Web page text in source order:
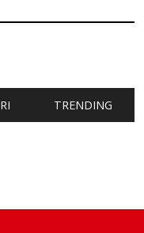
TRENDING